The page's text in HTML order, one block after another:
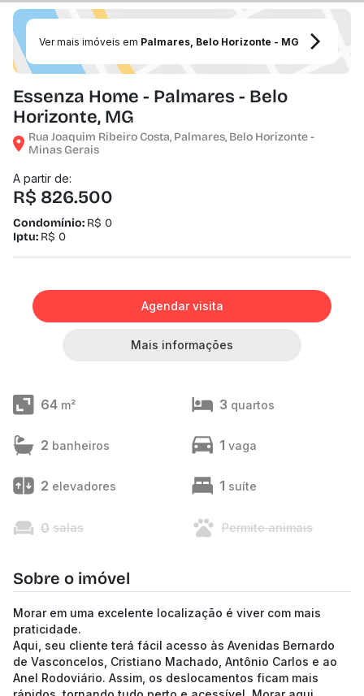
Ver mais imóveis em Palmares, Belo Horizonte - MG
Essenza Home - Palmares - Belo
Horizonte, MG
Rua Joaquim Ribeiro Costa, Palmares, Belo Horizonte -
Minas Gerais
A partir de:
R$ 826.500
Condomínio: R$ 0
Iptu: R$ 0
Agendar visita
Mais informações
64 m² 3 quartos
2 banheiros 1 vaga
2 elevadores 1 suíte
0 salas Permite animais
Sobre o imóvel
Morar em uma excelente localização é viver com mais
praticidade.
Aqui, seu cliente terá fácil acesso às Avenidas Bernardo
de Vasconcelos, Cristiano Machado, Antônio Carlos e ao
Anel Rodoviário. Assim, os deslocamentos ficam mais